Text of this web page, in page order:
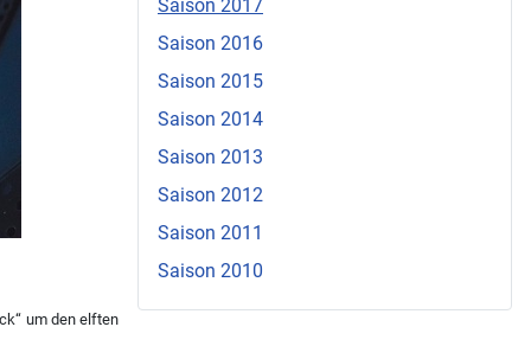
um den elften
Saison 2017
Saison 2016
Saison 2015
Saison 2014
Saison 2013
Saison 2012
Saison 2011
Saison 2010